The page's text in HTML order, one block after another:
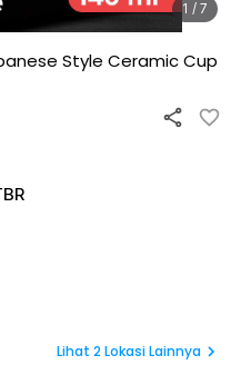
1 / 7
Style Ceramic Cup
Lihat 2Lokasi Lainnya